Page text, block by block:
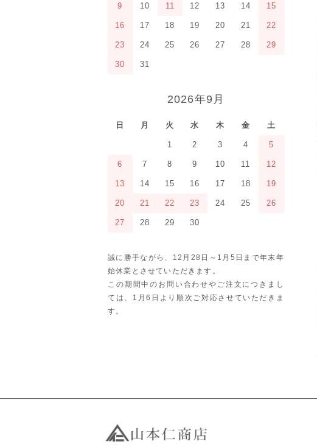
9 10 11 12 13 14 15
16 17 18 19 20 21 22
23 24 25 26 27 28 29
30 31
2026年9月
日 月 火 水 木 金 土
1 2 3 4 5
6 7 8 9 10 11 12
13 14 15 16 17 18 19
20 21 22 23 24 25 26
27 28 29 30
誠に勝手ながら、12月28日～1月5日まで年末年
始休業とさせていただきます。
この期間中のお問い合わせやご注文につきまし
ては、1月6日より順次ご対応させていただきま
す。